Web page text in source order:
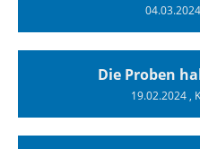
04.03.2024
Die Proben
19.02.2024,